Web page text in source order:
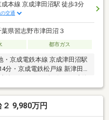
成本線 京成津田沼駅 徒歩3分
交通
葉県習志野市津田沼３
都市ガス
京成電鉄本線 京成津田沼駅
分・京成電鉄松戸線 新津田沼
▼周辺環境・スーパー「東武
レブン 徒歩3分(約220m)・
中学校 徒歩10分(約730m)※
制限されます■ ご希望の住ま
9,980万円